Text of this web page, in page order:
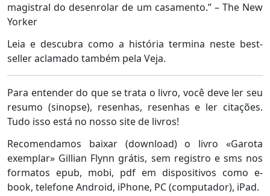
magistral do desenrolar de um casamento.” – The New
Yorker
Leia e descubra como a história termina neste best-
seller aclamado também pela Veja.
Para entender do que se trata o livro, você deve ler seu
resumo (sinopse), resenhas, resenhas e ler citações.
Tudo isso está no nosso site de livros!
Recomendamos baixar (download) o livro «Garota
exemplar» Gillian Flynn grátis, sem registro e sms nos
formatos epub, mobi, pdf em dispositivos como e-
book, telefone Android, iPhone, PC (computador), iPad.